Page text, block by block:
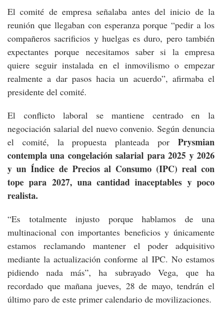
El comité de empresa señalaba antes del inicio de la
reunión que llegaban con esperanza porque “pedir a los
compañeros sacrificios y huelgas es duro, pero también
expectantes porque necesitamos saber si la empresa
quiere seguir instalada en el inmovilismo o empezar
realmente a dar pasos hacia un acuerdo”, afirmaba el
presidente del comité.
El conflicto laboral se mantiene centrado en la
negociación salarial del nuevo convenio. Según denuncia
el comité, la propuesta planteada por Prysmian
contempla una congelación salarial para 2025 y 2026
y un Índice de Precios al Consumo (IPC) real con
tope para 2027, una cantidad inaceptables y poco
realista.
“Es totalmente injusto porque hablamos de una
multinacional con importantes beneficios y únicamente
estamos reclamando mantener el poder adquisitivo
mediante la actualización conforme al IPC. No estamos
pidiendo nada más”, ha subrayado Vega, que ha
recordado que mañana jueves, 28 de mayo, tendrán el
último paro de este primer calendario de movilizaciones.